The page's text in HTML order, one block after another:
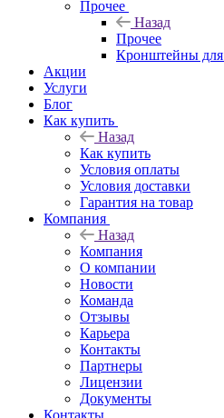
Прочее
Назад
Прочее
Кронштейны
Акции
Услуги
Блог
Как купить
Назад
Как купить
Условия оплаты
Условия доставки
Гарантия на товар
Компания
Назад
Компания
О компании
Новости
Команда
Отзывы
Карьера
Контакты
Партнеры
Лицензии
Документы
Контакты